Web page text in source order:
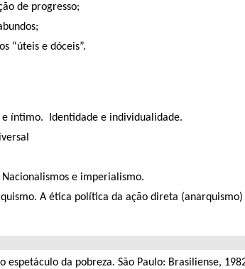
de progresso;
“úteis e dóceis”.
íntimo. Identidade e individualidade.
Nacionalismos e imperialismo.
A ética política da ação direta
espetáculo da pobreza. São Paulo: Brasiliense,